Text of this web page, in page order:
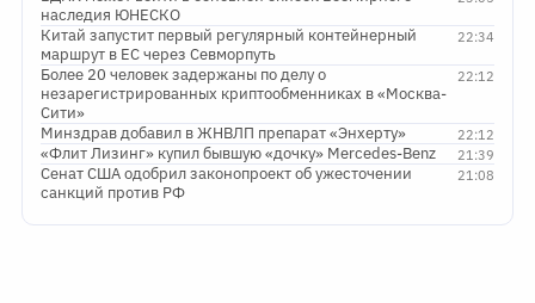
наследия ЮНЕСКО
22:34
Китай запустит первый регулярный контейнерный
маршрут в ЕС через Севморпуть
22:12
Более 20 человек задержаны по делу о
незарегистрированных криптообменниках в «Москва-
Сити»
22:12
Минздрав добавил в ЖНВЛП препарат «Энхерту»
21:39
«Флит Лизинг» купил бывшую «дочку» Mercedes-Benz
21:08
Сенат США одобрил законопроект об ужесточении
санкций против РФ